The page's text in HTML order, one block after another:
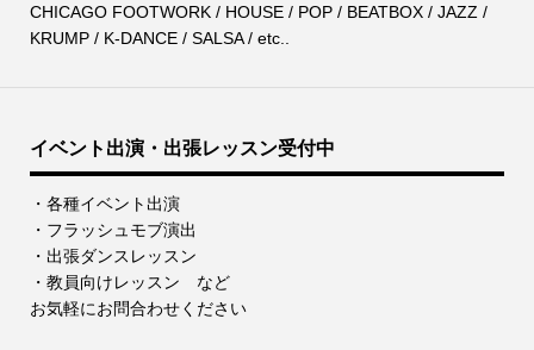
CHICAGO FOOTWORK / HOUSE / POP / BEATBOX / JAZZ /
KRUMP / K-DANCE / SALSA / etc..
イベント出演・出張レッスン受付中
・各種イベント出演
・フラッシュモブ演出
・出張ダンスレッスン
・教員向けレッスン など
お気軽にお問合わせください